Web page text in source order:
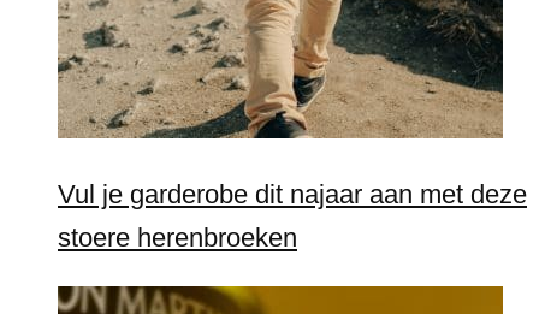
Vul je garderobe dit najaar aan met deze
stoere herenbroeken